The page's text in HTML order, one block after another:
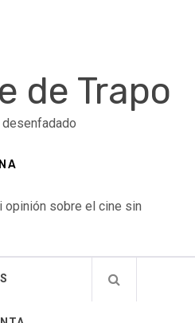
de Trapo
opinión sobre el cine sin